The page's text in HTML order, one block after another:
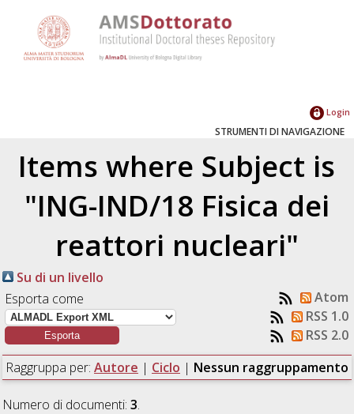
Login
STRUMENTI DI NAVIGAZIONE
Items where Subject is
"ING-IND/18 Fisica dei
reattori nucleari"
Su di un livello
Esporta come
Atom
RSS 1.0
RSS 2.0
Raggruppa per: Autore | Ciclo | Nessun raggruppamento
Numero di documenti:3.